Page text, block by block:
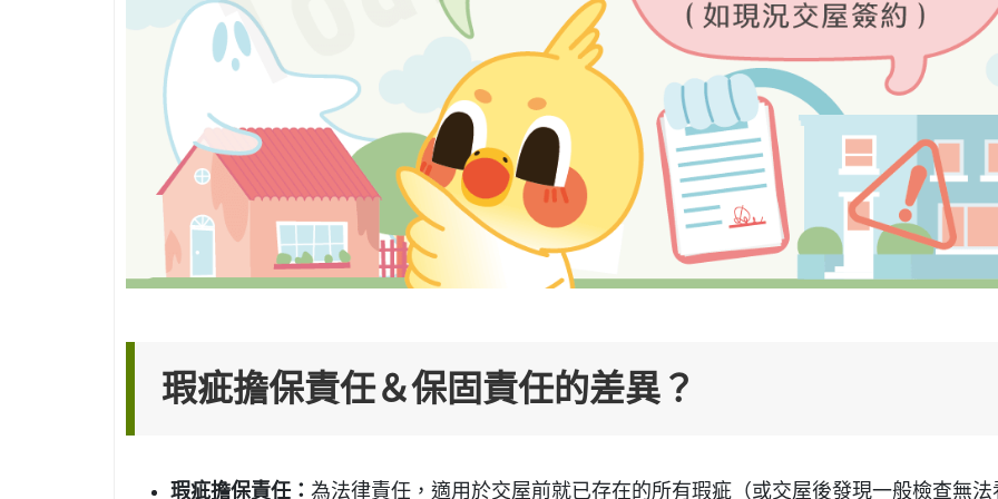
瑕疵擔保責任＆保固責任的差異？
瑕疵擔保責任： 為法律責任，適用於交屋前就已存在的所有瑕疵（或交屋後發現一般檢查無法